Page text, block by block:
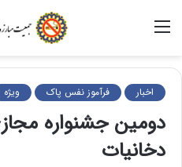
اخبار فرآموز نفس پاک ویژه
دومین جشنواره
دخانیات